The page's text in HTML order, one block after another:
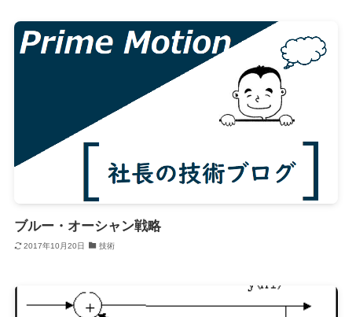
ブルー・オーシャン戦略
2017年10月20日 技術